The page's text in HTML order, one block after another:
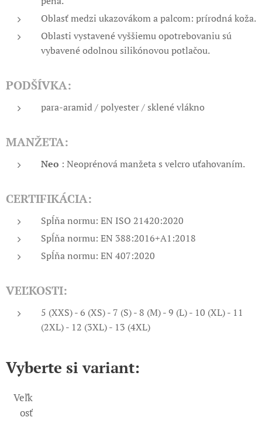
Oblasť medzi ukazovákom a palcom: prírodná koža.
Oblasti vystavené vyššiemu opotrebovaniu sú
vybavené odolnou silikónovou potlačou.
PODŠÍVKA:
para-aramid / polyester / sklené vlákno
MANŽETA:
Neo : Neoprénová manžeta s velcro uťahovaním.
CERTIFIKÁCIA:
Spĺňa normu: EN ISO 21420:2020
Spĺňa normu: EN 388:2016+A1:2018
Spĺňa normu: EN 407:2020
VEĽKOSTI:
5 (XXS) - 6 (XS) - 7 (S) - 8 (M) - 9 (L) - 10 (XL) - 11
(2XL) - 12 (3XL) - 13 (4XL)
Vyberte si variant:
Veľk
osť